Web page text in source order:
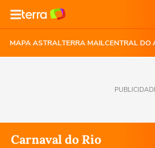
MAPA ASTRALTERRA MAILCENTRAL DO
Carnaval do Rio